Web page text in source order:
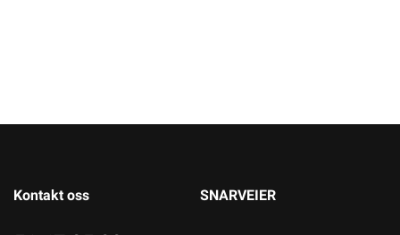
Kontakt oss SNARVEIER